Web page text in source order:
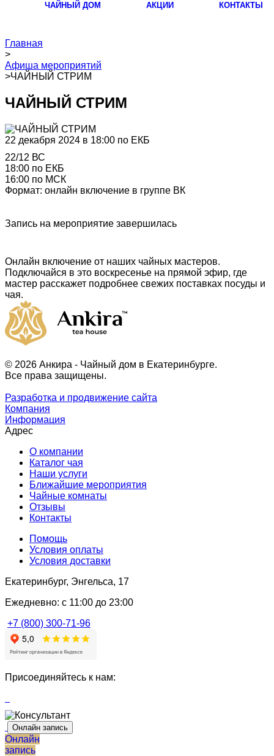
ЧАЙНЫЙ ДОМ АКЦИИ КОНТАКТЫ
Главная
>
Афиша мероприятий
>ЧАЙНЫЙ СТРИМ
ЧАЙНЫЙ СТРИМ
22 декабря 2024 в 18:00 по ЕКБ
22/12 ВС
18:00 по ЕКБ
16:00 по МСК
Формат: онлайн включение в группе ВК
Запись на мероприятие завершилась
Онлайн включение от наших чайных мастеров.
Подключайся в это воскресенье на прямой эфир, где
мастер расскажет подробнее свежих поставках посуды и
чая.
© 2026 Анкира - Чайный дом в Екатеринбурге.
Все права защищены.
Разработка и продвижение сайта
Компания
Информация
Адрес
О компании
Каталог чая
Наши услуги
Ближайшие мероприятия
Чайные комнаты
Отзывы
Контакты
Помощь
Условия оплаты
Условия доставки
Екатеринбург, Энгельса, 17
Ежедневно: с 11:00 до 23:00
+7 (800) 300-71-96
Присоединяйтесь к нам:
Онлайн запись
Онлайн
запись